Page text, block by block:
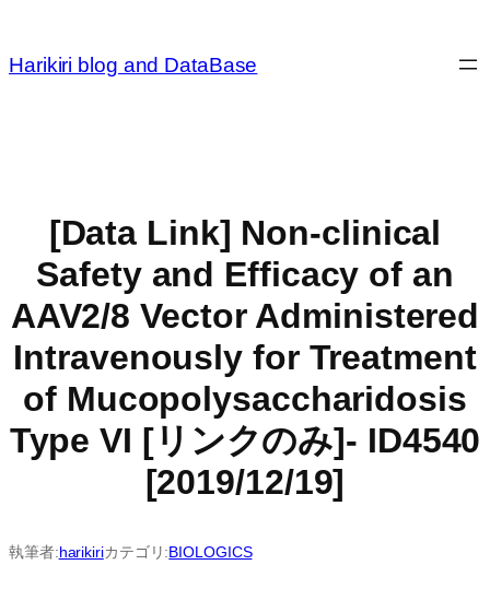
を
Harikiri blog and DataBase
[Data Link] Non-clinical
Safety and Efficacy of an
AAV2/8 Vector Administered
Intravenously for Treatment
of Mucopolysaccharidosis
Type VI [リンクのみ]- ID4540
[2019/12/19]
執筆者:harikiriカテゴリ:BIOLOGICS